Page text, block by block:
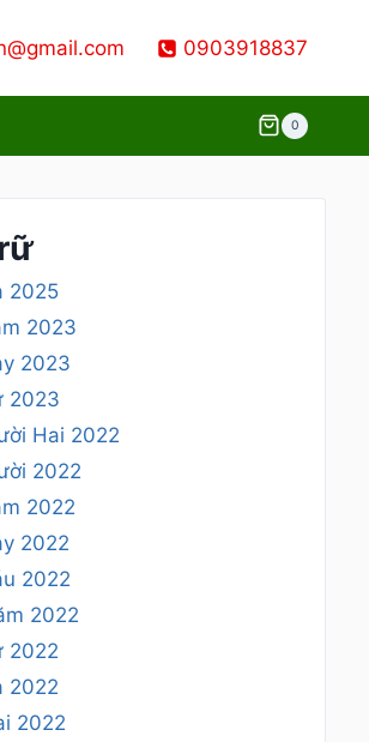
0903918837
0
2025
2023
2023
2023
Hai 2022
2022
2022
2022
2022
2022
2022
2022
2022